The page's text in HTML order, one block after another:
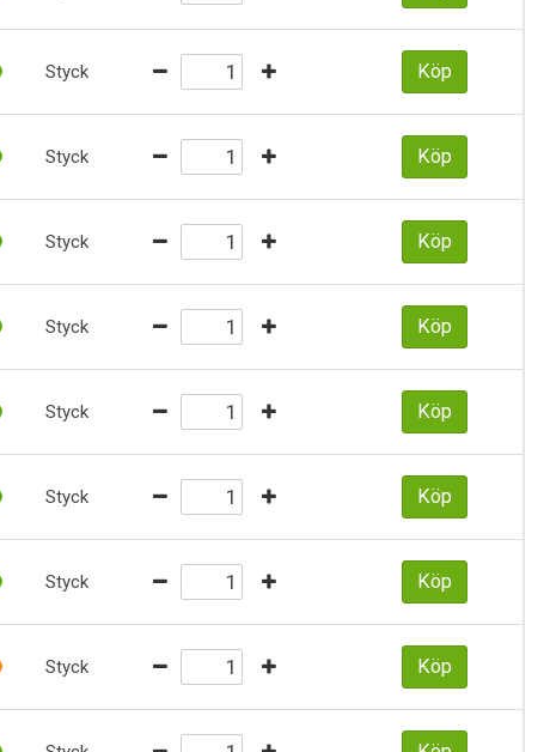
Styck Köp
Styck Köp
Styck Köp
Styck Köp
Styck Köp
Styck Köp
Styck Köp
Styck Köp